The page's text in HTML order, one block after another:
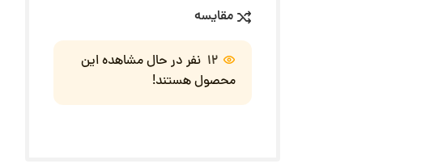
مقایسه
12 نفر در حال مشاهده این
محصول هستند!